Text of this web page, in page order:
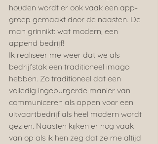
houden wordt er ook vaak een app-
groep gemaakt door de naasten. De
man grinnikt: wat modern, een
append bedrijf!
Ik realiseer me weer dat we als
bedrijfstak een traditioneel imago
hebben. Zo traditioneel dat een
volledig ingeburgerde manier van
communiceren als appen voor een
uitvaartbedrijf als heel modern wordt
gezien. Naasten kijken er nog vaak
van op als ik hen zeg dat ze me altijd